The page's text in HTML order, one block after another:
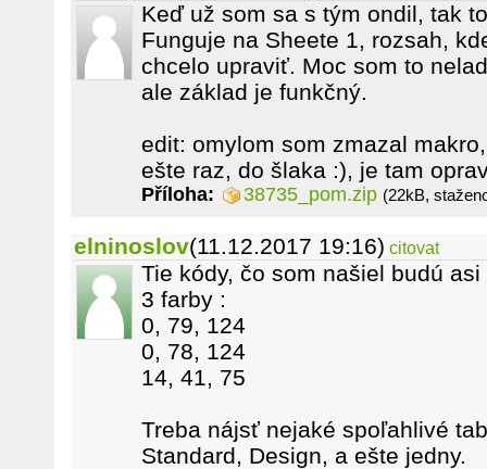
Keď už som sa s tým ondil, tak
Funguje na Sheete 1, rozsah,
chcelo upraviť. Moc som to
ale základ je funkčný.
edit: omylom som zmazal
ešte raz, do šlaka :), je tam
Příloha: 38735_pom.zip (22kB,
elninoslov(11.12.2017 19:16) citovat
Tie kódy, čo som našiel budú
3 farby :
0, 79, 124
0, 78, 124
14, 41, 75
Treba nájsť nejaké spoľahlivé
Standard, Design, a ešte jedny.